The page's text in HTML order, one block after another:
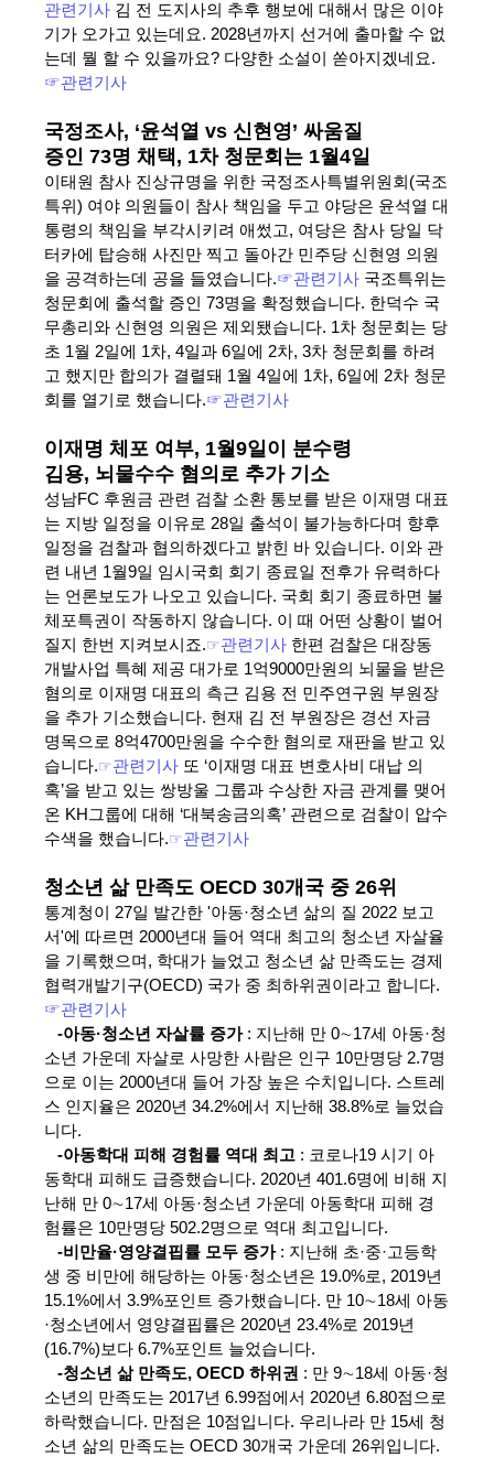
관련기사 김 전 도지사의 추후 행보에 대해서 많은 이야
기가 오가고 있는데요. 2028년까지 선거에 출마할 수 없
는데 뭘 할 수 있을까요? 다양한 소설이 쏟아지겠네요.
☞관련기사
국정조사, ‘윤석열 vs 신현영’ 싸움질
증인 73명 채택, 1차 청문회는 1월4일
이태원 참사 진상규명을 위한 국정조사특별위원회(국조
특위) 여야 의원들이 참사 책임을 두고 야당은 윤석열 대
통령의 책임을 부각시키려 애썼고, 여당은 참사 당일 닥
터카에 탑승해 사진만 찍고 돌아간 민주당 신현영 의원
을 공격하는데 공을 들였습니다.☞관련기사 국조특위는
청문회에 출석할 증인 73명을 확정했습니다. 한덕수 국
무총리와 신현영 의원은 제외됐습니다. 1차 청문회는 당
초 1월 2일에 1차, 4일과 6일에 2차, 3차 청문회를 하려
고 했지만 합의가 결렬돼 1월 4일에 1차, 6일에 2차 청문
회를 열기로 했습니다.☞관련기사
이재명 체포 여부, 1월9일이 분수령
김용, 뇌물수수 혐의로 추가 기소
성남FC 후원금 관련 검찰 소환 통보를 받은 이재명 대표
는 지방 일정을 이유로 28일 출석이 불가능하다며 향후
일정을 검찰과 협의하겠다고 밝힌 바 있습니다. 이와 관
련 내년 1월9일 임시국회 회기 종료일 전후가 유력하다
는 언론보도가 나오고 있습니다. 국회 회기 종료하면 불
체포특권이 작동하지 않습니다. 이 때 어떤 상황이 벌어
질지 한번 지켜보시죠.☞관련기사 한편 검찰은 대장동
개발사업 특혜 제공 대가로 1억9000만원의 뇌물을 받은
혐의로 이재명 대표의 측근 김용 전 민주연구원 부원장
을 추가 기소했습니다. 현재 김 전 부원장은 경선 자금
명목으로 8억4700만원을 수수한 혐의로 재판을 받고 있
습니다.☞관련기사 또 ‘이재명 대표 변호사비 대납 의
혹’을 받고 있는 쌍방울 그룹과 수상한 자금 관계를 맺어
온 KH그룹에 대해 ‘대북송금의혹’ 관련으로 검찰이 압수
수색을 했습니다.☞관련기사
청소년 삶 만족도 OECD 30개국 중 26위
통계청이 27일 발간한 '아동·청소년 삶의 질 2022 보고
서'에 따르면 2000년대 들어 역대 최고의 청소년 자살율
을 기록했으며, 학대가 늘었고 청소년 삶 만족도는 경제
협력개발기구(OECD) 국가 중 최하위권이라고 합니다.
☞관련기사
-아동·청소년 자살률 증가: 지난해 만 0∼17세 아동·청
소년 가운데 자살로 사망한 사람은 인구 10만명당 2.7명
으로 이는 2000년대 들어 가장 높은 수치입니다. 스트레
스 인지율은 2020년 34.2%에서 지난해 38.8%로 늘었습
니다.
-아동학대 피해 경험률 역대 최고 : 코로나19 시기 아
동학대 피해도 급증했습니다. 2020년 401.6명에 비해 지
난해 만 0∼17세 아동·청소년 가운데 아동학대 피해 경
험률은 10만명당 502.2명으로 역대 최고입니다.
-비만율·영양결핍률 모두 증가: 지난해 초·중·고등학
생 중 비만에 해당하는 아동·청소년은 19.0%로, 2019년
15.1%에서 3.9%포인트 증가했습니다. 만 10∼18세 아동
·청소년에서 영양결핍률은 2020년 23.4%로 2019년
(16.7%)보다 6.7%포인트 늘었습니다.
-청소년 삶 만족도, OECD 하위권 : 만 9∼18세 아동·청
소년의 만족도는 2017년 6.99점에서 2020년 6.80점으로
하락했습니다. 만점은 10점입니다. 우리나라 만 15세 청
소년 삶의 만족도는 OECD 30개국 가운데 26위입니다.